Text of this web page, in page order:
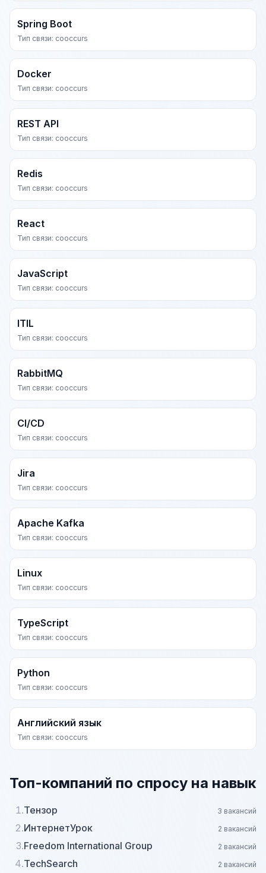
Spring Boot
Тип связи: cooccurs
Docker
Тип связи: cooccurs
REST API
Тип связи: cooccurs
Redis
Тип связи: cooccurs
React
Тип связи: cooccurs
JavaScript
Тип связи: cooccurs
ITIL
Тип связи: cooccurs
RabbitMQ
Тип связи: cooccurs
CI/CD
Тип связи: cooccurs
Jira
Тип связи: cooccurs
Apache Kafka
Тип связи: cooccurs
Linux
Тип связи: cooccurs
TypeScript
Тип связи: cooccurs
Python
Тип связи: cooccurs
Английский язык
Тип связи: cooccurs
Топ-компаний по спросу на навык
1.Тензор 3 вакансий
2.ИнтернетУрок 2 вакансий
3.Freedom International Group 2 вакансий
4.TechSearch 2 вакансий